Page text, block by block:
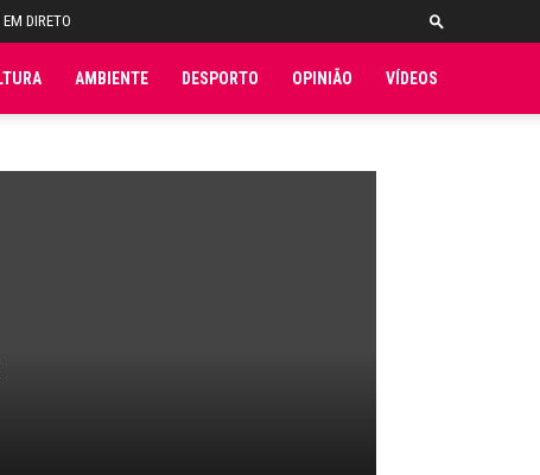
EM DIRETO
AMBIENTE DESPORTO OPINIÃO VÍDEOS